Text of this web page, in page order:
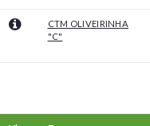
CTM OLIVEIRINHA
"C"